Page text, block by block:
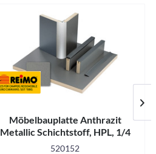
Möbelbauplatte Anthrazit
Metallic Schichtstoff, HPL, 1/4
Platte
520152